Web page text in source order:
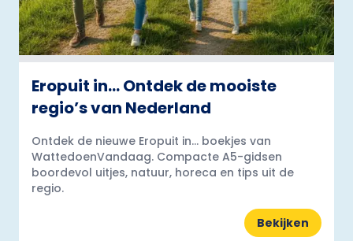
Eropuit in… Ontdek de mooiste
regio’s van Nederland
Ontdek de nieuwe Eropuit in... boekjes van
WattedoenVandaag. Compacte A5-gidsen
boordevol uitjes, natuur, horeca en tips uit de
regio.
Bekijken